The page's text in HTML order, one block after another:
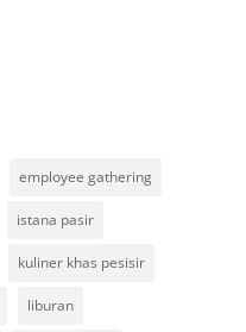
employee gathering
istana pasir
kuliner khas pesisir
liburan